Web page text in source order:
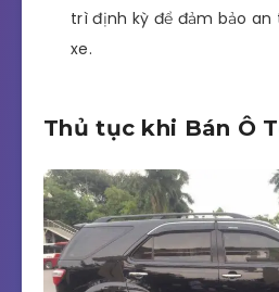
trì định kỳ để đảm bảo
xe.
Thủ tục khi Bán Ô